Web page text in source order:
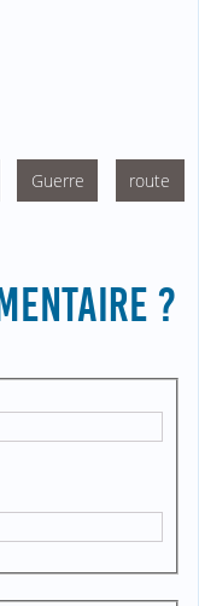
Guerre route
?